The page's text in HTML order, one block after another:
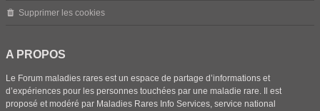
Supprimer les cookies
A PROPOS
Le Forum maladies rares est un espace de partage d’informations et
d’expériences pour les personnes touchées par une maladie rare. Il est
proposé et modéré par Maladies Rares Info Services, service national